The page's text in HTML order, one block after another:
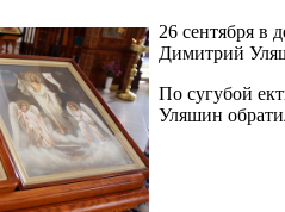
26 сентября в
Димитрий
По сугубой
Уляшин